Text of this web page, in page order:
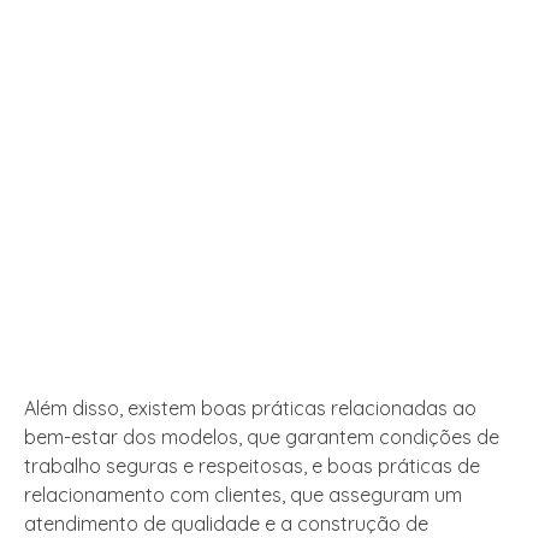
Além disso, existem boas práticas relacionadas ao
bem-estar dos modelos, que garantem condições de
trabalho seguras e respeitosas, e boas práticas de
relacionamento com clientes, que asseguram um
atendimento de qualidade e a construção de